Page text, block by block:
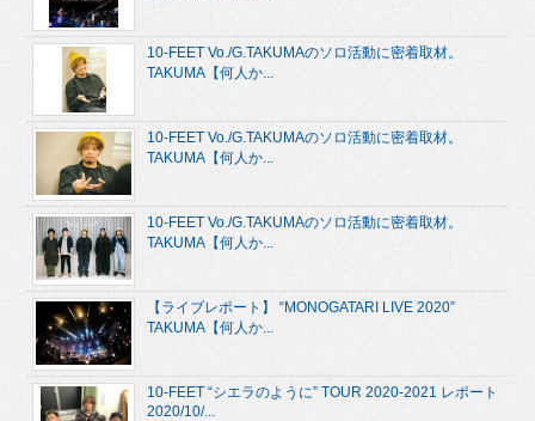
10-FEET Vo./G.TAKUMAのソロ活動に密着取材。
TAKUMA【何人か...
10-FEET Vo./G.TAKUMAのソロ活動に密着取材。
TAKUMA【何人か...
10-FEET Vo./G.TAKUMAのソロ活動に密着取材。
TAKUMA【何人か...
【ライブレポート】 “MONOGATARI LIVE 2020”
TAKUMA【何人か...
10-FEET “シエラのように” TOUR 2020-2021 レポート
2020/10/...